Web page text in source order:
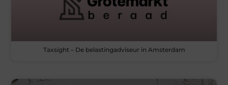
Taxsight – De belastingadviseur in Amsterdam